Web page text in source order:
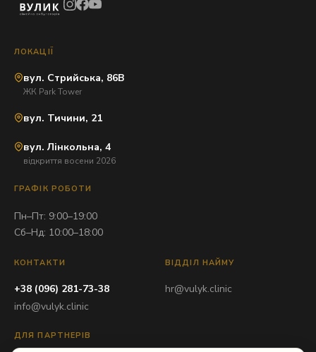
ЛОКАЦІЇ
вул. Стрийська, 86В
ЖК Park Tower
вул. Тичини, 21
вул. Лінкольна, 4
відкриття восени 2026
ГРАФІК РОБОТИ
Пн–Пт: 9:00–19:00
Сб–Нд: 10:00–18:00
КОНТАКТИ
+38 (096) 281-73-38
info@vulyk.clinic
ВІДДІЛ НАЙМУ
hr@vulyk.clinic
ДЛЯ ПАРТНЕРІВ